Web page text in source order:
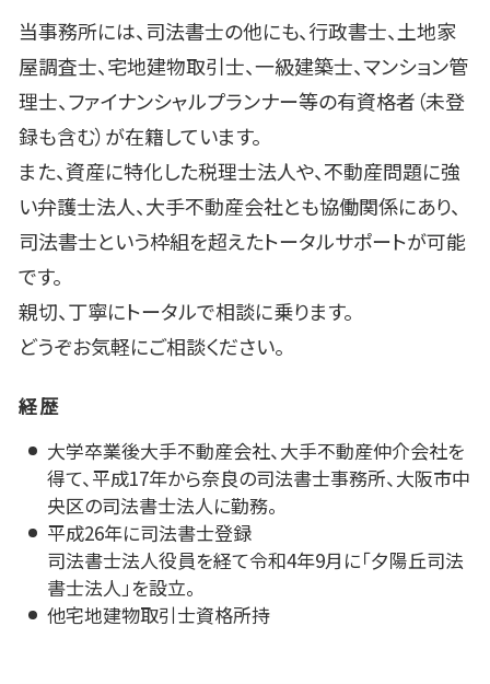
当事務所には、司法書士の他にも、行政書士、土地家
屋調査士、宅地建物取引士、一級建築士、マンション管
理士、ファイナンシャルプランナー等の有資格者（未登
録も含む）が在籍しています。
また、資産に特化した税理士法人や、不動産問題に強
い弁護士法人、大手不動産会社とも協働関係にあり、
司法書士という枠組を超えたトータルサポートが可能
です。
親切、丁寧にトータルで相談に乗ります。
どうぞお気軽にご相談ください。
経歴
大学卒業後大手不動産会社、大手不動産仲介会社を
得て、平成17年から奈良の司法書士事務所、大阪市中
央区の司法書士法人に勤務。
平成26年に司法書士登録
司法書士法人役員を経て令和4年9月に「夕陽丘司法
書士法人」を設立。
他宅地建物取引士資格所持